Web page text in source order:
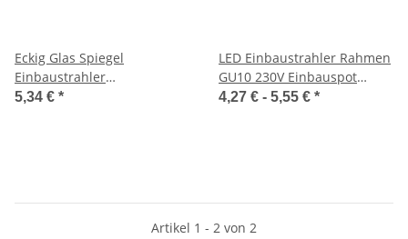
Eckig Glas Spiegel
Einbaustrahler
Einbauleuchte Gehäuse
5,34 € *
LED Einbaustrahler Rahmen
GU10 230V Einbauspot
Einbaurahmen Spot
4,27 € - 5,55 € *
Artikel 1 - 2 von 2